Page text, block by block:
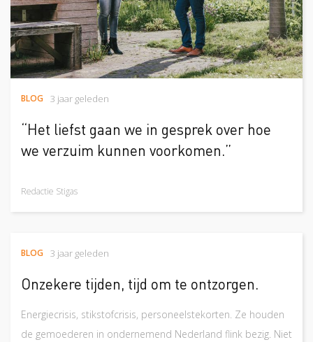
BLOG 3 jaar geleden
“Het liefst gaan we in gesprek over hoe
we verzuim kunnen voorkomen.”
Redactie Stigas
BLOG 3 jaar geleden
Onzekere tijden, tijd om te ontzorgen.
Energiecrisis, stikstofcrisis, personeelstekorten. Ze houden
de gemoederen in ondernemend Nederland flink bezig. Niet